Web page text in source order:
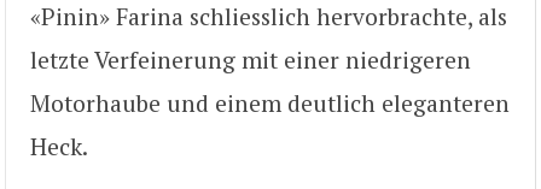
«Pinin» Farina schliesslich hervorbrachte, als
letzte Verfeinerung mit einer niedrigeren
Motorhaube und einem deutlich eleganteren
Heck.